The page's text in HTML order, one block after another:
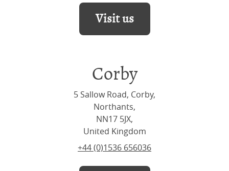
Visit us
Corby
5 Sallow Road, Corby,
Northants,
NN17 5JX,
United Kingdom
+44 (0)1536 656036